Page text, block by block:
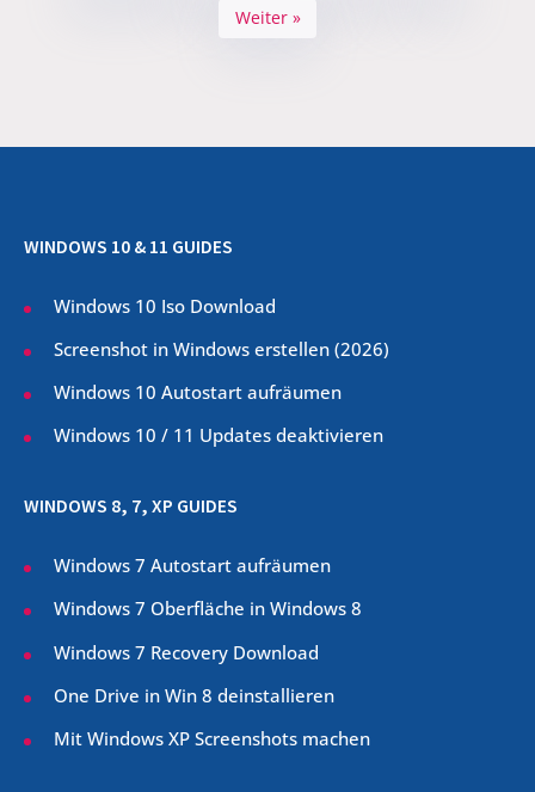
Weiter »
WINDOWS 10 & 11 GUIDES
Windows 10 Iso Download
Screenshot in Windows erstellen (2026)
Windows 10 Autostart aufräumen
Windows 10 / 11 Updates deaktivieren
WINDOWS 8, 7, XP GUIDES
Windows 7 Autostart aufräumen
Windows 7 Oberfläche in Windows 8
Windows 7 Recovery Download
One Drive in Win 8 deinstallieren
Mit Windows XP Screenshots machen